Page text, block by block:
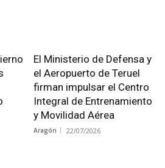
El Ministerio de Defensa y
el Aeropuerto de Teruel
firman impulsar el Centro
Integral de Entrenamiento
y Movilidad Aérea
Aragón 22/07/2026